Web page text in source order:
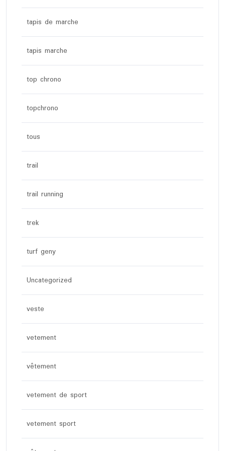
tapis de marche
tapis marche
top chrono
topchrono
tous
trail
trail running
trek
turf geny
Uncategorized
veste
vetement
vêtement
vetement de sport
vetement sport